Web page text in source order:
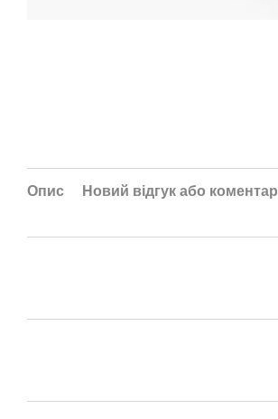
Опис Новий відгук або коментар